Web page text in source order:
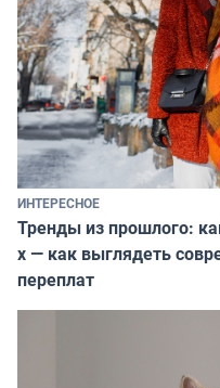
ИНТЕРЕСНОЕ
Тренды из прошлого:
х — как выглядеть
переплат